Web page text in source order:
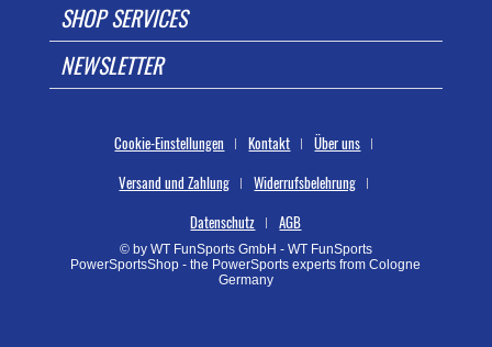
SHOP SERVICES
NEWSLETTER
Cookie-Einstellungen Kontakt
Über uns
Versand und Zahlung
Widerrufsbelehrung
Datenschutz
AGB
© by WT FunSports GmbH - WT FunSports
PowerSportsShop - the PowerSports experts from Cologne
Germany